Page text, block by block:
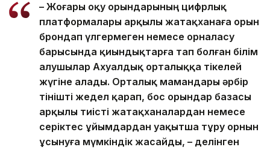
– Жоғары оқу орындарының цифрлық
платформалары арқылы жатақханаға орын
брондап үлгермеген немесе орналасу
барысында қиындықтарға тап болған білім
алушылар Ахуалдық орталыққа тікелей
жүгіне алады. Орталық мамандары әрбір
өтінішті жедел қарап, бос орындар базасы
арқылы тиісті жатақханалардан немесе
серіктес ұйымдардан уақытша тұру орнын
ұсынуға мүмкіндік жасайды, – делінген